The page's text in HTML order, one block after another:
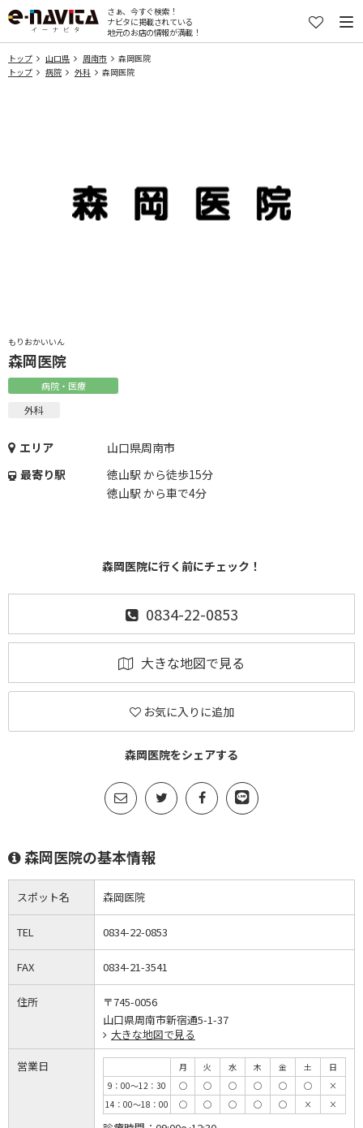
さぁ、今すぐ検索！
ナビタに掲載されている
地元のお店の情報が満載！
トップ 山口県 周南市
森岡医院
トップ
病院 外科 森岡医院
もりおかいいん
森岡医院
病院・医療
外科
エリア
山口県周南市
最寄り駅
徳山駅 から徒歩15分
徳山駅 から車で4分
森岡医院に行く前にチェック！
0834-22-0853
大きな地図で見る
お気に入りに追加
森岡医院をシェアする
森岡医院の基本情報
スポット名 森岡医院
TEL 0834-22-0853
FAX 0834-21-3541
住所
〒745-0056
山口県周南市新宿通5-1-37
大きな地図で見る
営業日 月 火 水 木 金 土
日
9：00～12：30
◯ ◯ ◯ ◯ ◯ ◯
×
14：00～18：00
◯ ◯ ◯ ◯ ◯ × ×